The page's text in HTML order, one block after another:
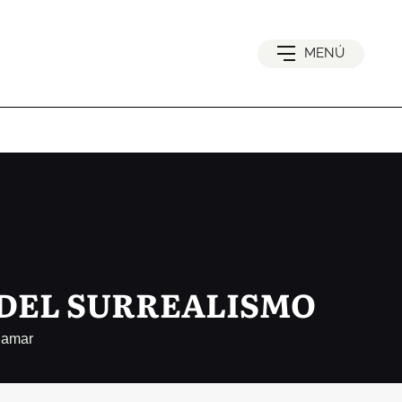
MENÚ
SURREALISMO